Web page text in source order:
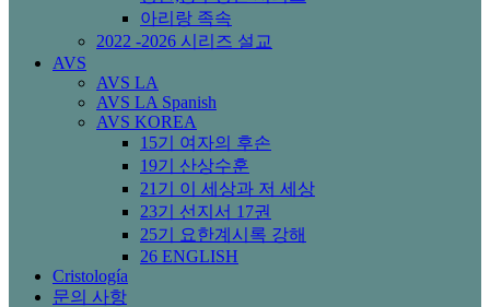
아리랑 족속
2022 -2026 시리즈 설교
AVS
AVS LA
AVS LA Spanish
AVS KOREA
15기 여자의 후손
19기 산상수훈
21기 이 세상과 저 세상
23기 선지서 17권
25기 요한계시록 강해
26 ENGLISH
Cristología
문의 사항